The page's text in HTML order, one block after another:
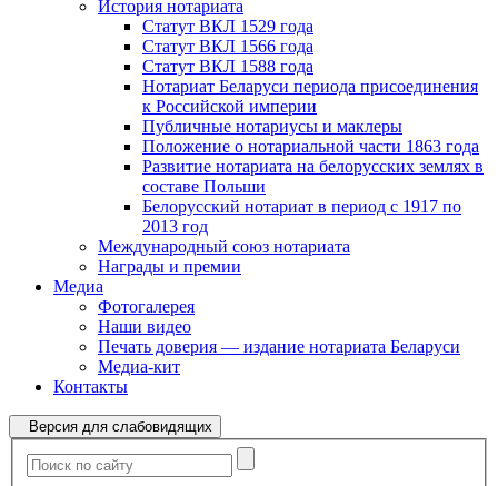
История нотариата
Статут ВКЛ 1529 года
Статут ВКЛ 1566 года
Статут ВКЛ 1588 года
Нотариат Беларуси периода присоединения
к Российской империи
Публичные нотариусы и маклеры
Положение о нотариальной части 1863 года
Развитие нотариата на белорусских землях в
составе Польши
Белорусский нотариат в период с 1917 по
2013 год
Международный союз нотариата
Награды и премии
Медиа
Фотогалерея
Наши видео
Печать доверия — издание нотариата Беларуси
Медиа-кит
Контакты
Версия для слабовидящих